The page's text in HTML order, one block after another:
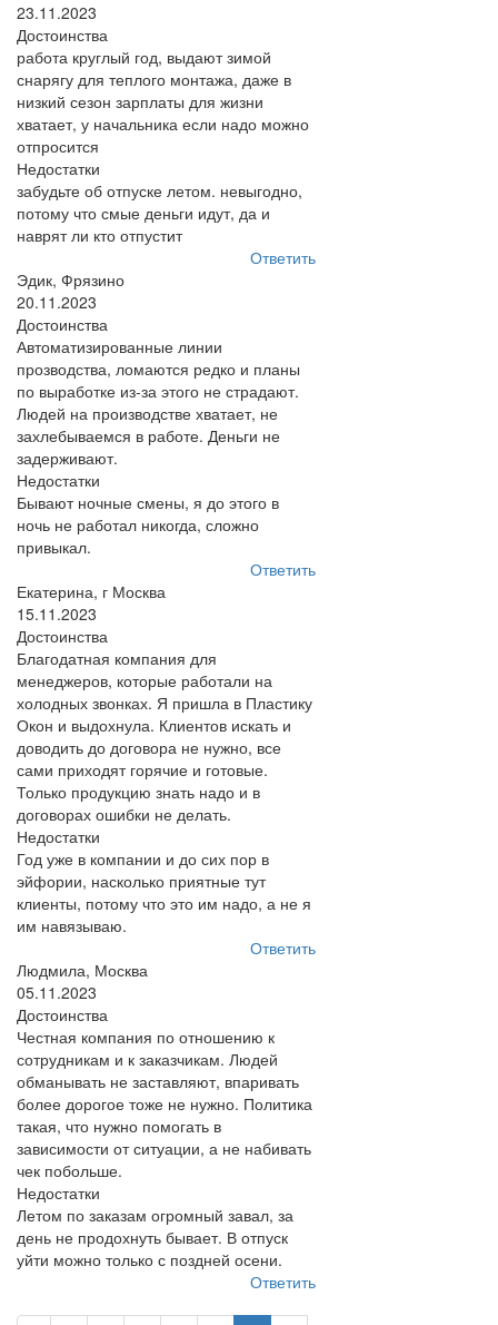
23.11.2023
Достоинства
работа круглый год, выдают зимой
снарягу для теплого монтажа, даже в
низкий сезон зарплаты для жизни
хватает, у начальника если надо можно
отпросится
Недостатки
забудьте об отпуске летом. невыгодно,
потому что смые деньги идут, да и
наврят ли кто отпустит
Ответить
Эдик, Фрязино
20.11.2023
Достоинства
Автоматизированные линии
прозводства, ломаются редко и планы
по выработке из-за этого не страдают.
Людей на производстве хватает, не
захлебываемся в работе. Деньги не
задерживают.
Недостатки
Бывают ночные смены, я до этого в
ночь не работал никогда, сложно
привыкал.
Ответить
Екатерина, г Москва
15.11.2023
Достоинства
Благодатная компания для
менеджеров, которые работали на
холодных звонках. Я пришла в Пластику
Окон и выдохнула. Клиентов искать и
доводить до договора не нужно, все
сами приходят горячие и готовые.
Только продукцию знать надо и в
договорах ошибки не делать.
Недостатки
Год уже в компании и до сих пор в
эйфории, насколько приятные тут
клиенты, потому что это им надо, а не я
им навязываю.
Ответить
Людмила, Москва
05.11.2023
Достоинства
Честная компания по отношению к
сотрудникам и к заказчикам. Людей
обманывать не заставляют, впаривать
более дорогое тоже не нужно. Политика
такая, что нужно помогать в
зависимости от ситуации, а не набивать
чек побольше.
Недостатки
Летом по заказам огромный завал, за
день не продохнуть бывает. В отпуск
уйти можно только с поздней осени.
Ответить